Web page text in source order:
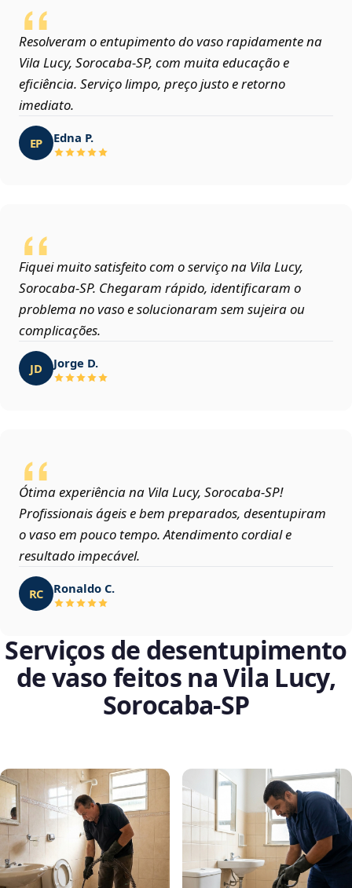
Resolveram o entupimento do vaso rapidamente na
Vila Lucy, Sorocaba‑SP, com muita educação e
eficiência. Serviço limpo, preço justo e retorno
imediato.
EP Edna P.
Fiquei muito satisfeito com o serviço na Vila Lucy,
Sorocaba‑SP. Chegaram rápido, identificaram o
problema no vaso e solucionaram sem sujeira ou
complicações.
JD Jorge D.
Ótima experiência na Vila Lucy, Sorocaba‑SP!
Profissionais ágeis e bem preparados, desentupiram
o vaso em pouco tempo. Atendimento cordial e
resultado impecável.
RC Ronaldo C.
Serviços de desentupimento
de vaso feitos na Vila Lucy,
Sorocaba‑SP